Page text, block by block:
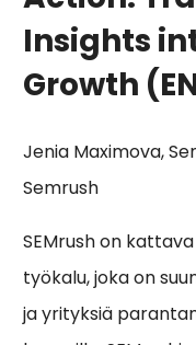
Insights
Growth
Jenia Maximova,
Semrush
SEMrush on
työkalu, joka on
ja yrityksiä